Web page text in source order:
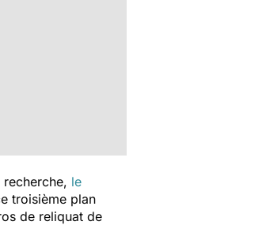
le
troisième plan
de reliquat de